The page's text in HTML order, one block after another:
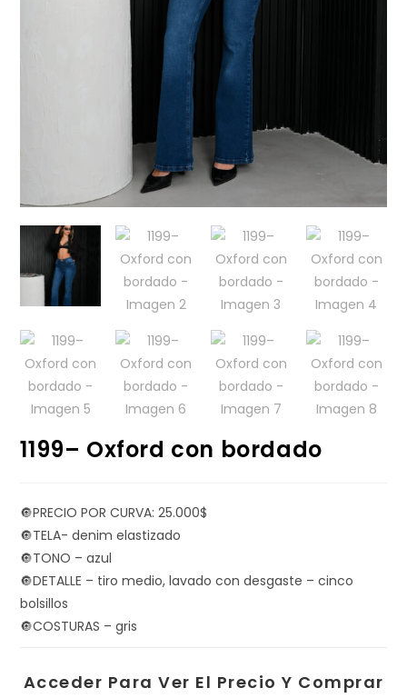
1199– Oxford con bordado
🔘PRECIO POR CURVA: 25.000$
🔘TELA- denim elastizado
🔘TONO – azul
🔘DETALLE – tiro medio, lavado con desgaste – cinco
bolsillos
🔘COSTURAS – gris
Acceder Para Ver El Precio Y Comprar